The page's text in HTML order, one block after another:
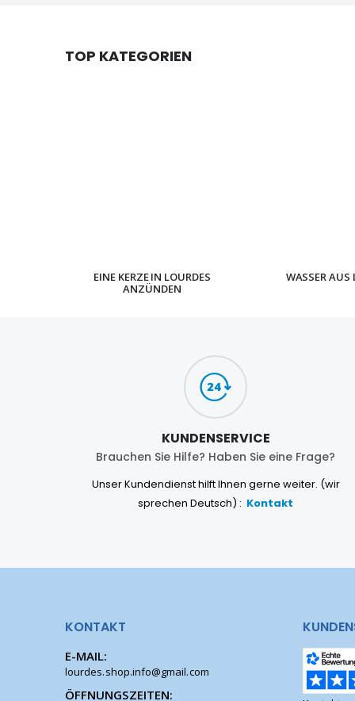
TOP KATEGORIEN
EINE KERZE IN LOURDES
ANZÜNDEN
WASSER AUS
KUNDENSERVICE
Brauchen Sie Hilfe? Haben Sie eine Frage?
Unser Kundendienst hilft Ihnen gerne weiter. (wir
sprechen Deutsch) : Kontakt
KONTAKT
E-MAIL:
lourdes.shop.info@gmail.com
ÖFFNUNGSZEITEN: